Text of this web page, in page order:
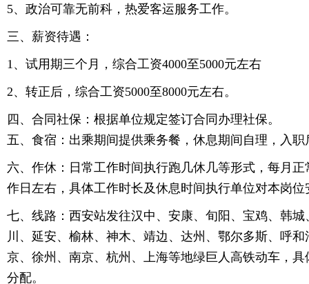
5、政治可靠无前科，热爱客运服务工作。
三、薪资待遇：
1、试用期三个月，综合工资4000至5000元左右
2、转正后，综合工资5000至8000元左右。
四、合同社保：根据单位规定签订合同办理社保。
五、食宿：出乘期间提供乘务餐，休息期间自理，入
六、作休：日常工作时间执行跑几休几等形式，每月正
作日左右，具体工作时长及休息时间执行单位对本岗
七、线路：西安站发往汉中、安康、旬阳、宝鸡、韩
川、延安、榆林、神木、靖边、达州、鄂尔多斯、呼
京、徐州、南京、杭州、上海等地绿巨人高铁动车，
分配。